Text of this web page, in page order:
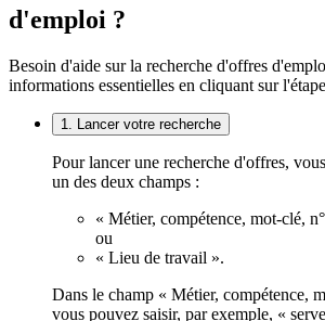
d'emploi ?
Besoin d'aide sur la recherche d'offres
informations essentielles en cliquant sur
1. Lancer votre recherche
Pour lancer une recherche d'offres,
un des deux champs :
« Métier, compétence, mot-clé,
ou
« Lieu de travail ».
Dans le champ « Métier, compétence,
vous pouvez saisir, par exemple, «